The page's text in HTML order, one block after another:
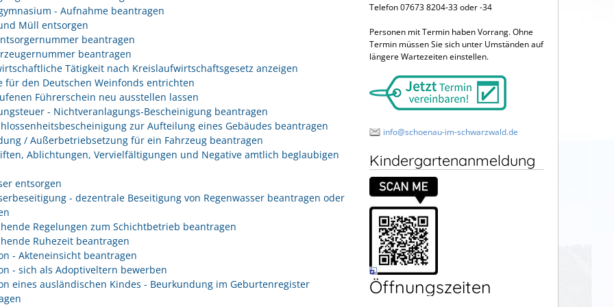
- Aufnahme beantragen
Müll entsorgen
beantragen
beantragen
Tätigkeit nach Kreislaufwirtschaftsgesetz anzeigen
für den Deutschen Weinfonds entrichten
Führerschein neu ausstellen lassen
- Nichtveranlagungs-Bescheinigung beantragen
zur Aufteilung eines Gebäudes beantragen
/ Außerbetriebsetzung für ein Fahrzeug beantragen
Ablichtungen, Vervielfältigungen und Negative amtlich beglaubigen
entsorgen
- dezentrale Beseitigung von Regenwasser beantragen oder
Regelungen zum Schichtbetrieb beantragen
Ruhezeit beantragen
- Akteneinsicht beantragen
- sich als Adoptiveltern bewerben
eines ausländischen Kindes - Beurkundung im Geburtenregister
Telefon 07673 8204-33 oder -34
Personen mit Termin haben Vorrang. Ohne
Termin müssen Sie sich unter Umständen auf
längere Wartezeiten einstellen.
info@schoenau-im-schwarzwald.de
Kindergartenanmeldung
Öffnungszeiten